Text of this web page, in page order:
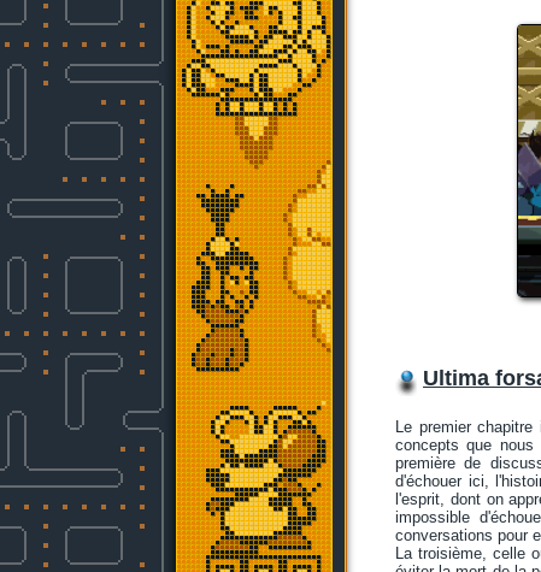
Ultima
Le premier
concepts que
première de
d'échouer ici,
l'esprit, dont on
impossible
conversations pour
La troisième, celle